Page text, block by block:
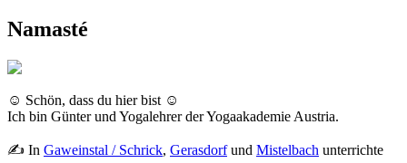
Namasté
☺ Schön, dass du hier bist ☺
Ich bin Günter und Yogalehrer der Yogaakademie Austria.
✍ In Gaweinstal / Schrick, Gerasdorfund Mistelbach unterrichte